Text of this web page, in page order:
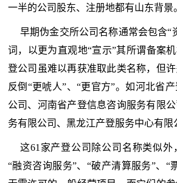
一半的公司股东、注册地都有山东背景
早期伪金交所公司名称通常会包含“
词，以更为直观地“宣示”其所谓备案
登公司虽难以再获准取此类名称，但
反倒“更唬人”、“更官方”。如河北省
公司、河南省产登信息咨询服务有限
务有限公司、黑龙江产登服务中心有限
这61家产登公司除公司名称类似
“融资咨询服务”、“破产清算服务”、“